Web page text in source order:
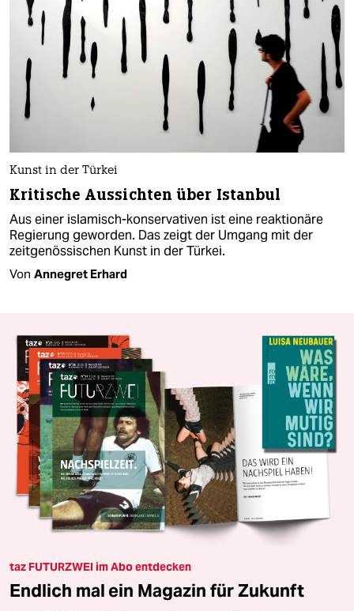
Kunst in der Türkei
Kritische Aussichten über Istanbul
Aus einer islamisch-konservativen ist eine reaktionäre
Regierung geworden. Das zeigt der Umgang mit der
zeitgenössischen Kunst in der Türkei.
Von Annegret Erhard
taz FUTURZWEI im Abo entdecken
Endlich mal ein Magazin für Zukunft